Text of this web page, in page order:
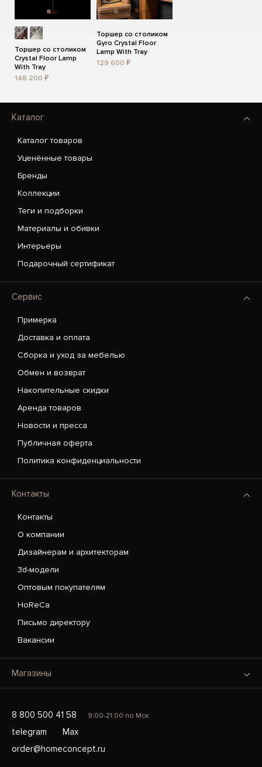
Торшер со столиком
Crystal Floor Lamp
With Tray
148 200 ₽
Торшер со столиком
Gyro Crystal Floor
Lamp With Tray
129 600 ₽
Каталог
Каталог товаров
Уценённые товары
Бренды
Коллекции
Теги и подборки
Материалы и обивки
Интерьеры
Подарочный сертификат
Сервис
Примерка
Доставка и оплата
Сборка и уход за мебелью
Обмен и возврат
Накопительные скидки
Аренда товаров
Новости и пресса
Публичная оферта
Политика конфиденциальности
Контакты
Контакты
О компании
Дизайнерам и архитекторам
3d-модели
Оптовым покупателям
HoReCa
Письмо директору
Вакансии
Магазины
8 800 500 41 58 9:00-21:00 по Мск
telegram
Max
order@homeconcept.ru